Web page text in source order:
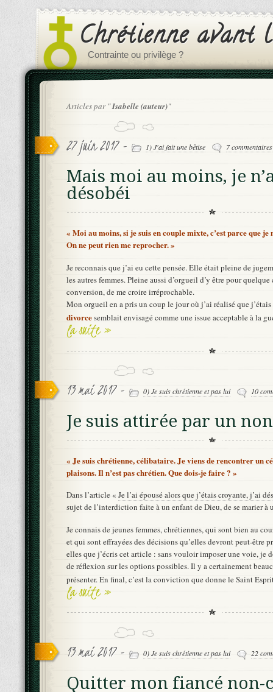
Chrétienne avant
Contrainte ou privilège ?
Articles par "Isabelle (auteur)"
27 juin 2017 - 1) J'ai fait une bêtise 7 commentaires
Mais moi au moins, je
désobéi
« Moi au moins, si je suis en couple mixte, c’est parce que
On ne peut rien me reprocher. »
Je reconnais que j’ai eu cette pensée. Elle était pleine de
les autres femmes. Pleine aussi d’orgueil d’y être pour quelque
conversion, de me croire irréprochable.
Mon orgueil en a pris un coup le jour où j’ai réalisé que
divorcesemblait envisagé comme une issue acceptable à la
la suite »
13 mai 2017 - 0) Je suis chrétienne et pas lui 10
Je suis attirée par un
« Je suis chrétienne, célibataire. Je viens de rencontrer un
plaisons. Il n’est pas chrétien. Que dois-je faire ? »
Dans l’article « Je l’ai épousé alors que j’étais croyante, j’ai
sujet de l’interdiction faite à un enfant de Dieu, de se marier à
Je connais de jeunes femmes, chrétiennes, qui sont bien au
et qui sont effrayées des décisions qu’elles devront peut-être
elles que j’écris cet article : sans vouloir imposer une voie, je
de réflexion sur les options possibles. Il y a certainement
présenter. En final, c’est la conviction que donne le Saint
la suite »
13 mai 2017 - 0) Je suis chrétienne et pas lui 22
Quitter mon fiancé non-